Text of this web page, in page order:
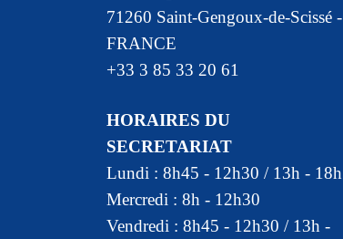
71260 Saint-Gengoux-de-Scissé -
FRANCE
+33 3 85 33 20 61
HORAIRES DU
SECRETARIAT
Lundi : 8h45 - 12h30 / 13h - 18h
Mercredi : 8h - 12h30
Vendredi : 8h45 - 12h30 / 13h -